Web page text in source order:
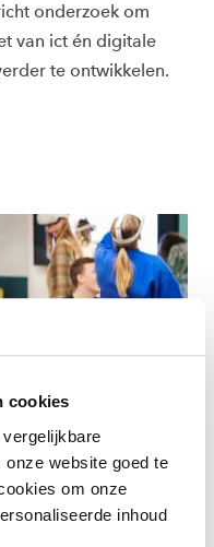
cookies
website goed te
om onze
inhoud
onderzoek om
van ict én digitale
te ontwikkelen.
lead kennispartner